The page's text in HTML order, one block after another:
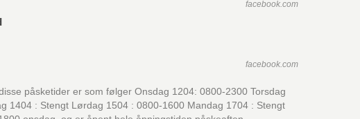
facebook.com
facebook.com
påsketider er som følger Onsdag 1204: 0800-2300 Torsdag
1404 : Stengt Lørdag 1504 : 0800-1600 Mandag 1704 : Stengt